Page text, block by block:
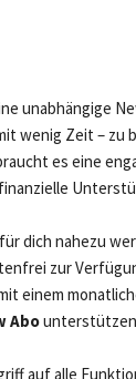
unabhängige
wenig Zeit – zu
es eine
dich nahezu
zur
einem
Abo
auf alle